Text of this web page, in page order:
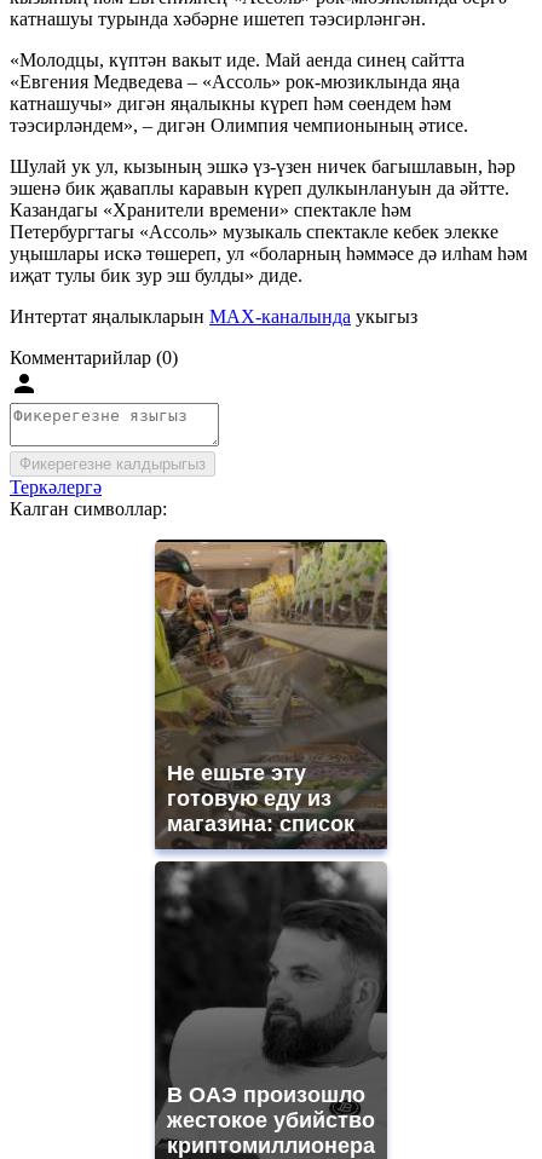
катнашуы турында хәбәрне ишетеп тәэсирләнгән.
«Молодцы, күптән вакыт иде. Май аенда синең сайтта
«Евгения Медведева – «Ассоль» рок-мюзиклында яңа
катнашучы» дигән яңалыкны күреп һәм сөендем һәм
тәэсирләндем», – дигән Олимпия чемпионының әтисе.
Шулай ук ул, кызының эшкә үз-үзен ничек багышлавын, һәр
эшенә бик җаваплы каравын күреп дулкынлануын да әйтте.
Казандагы «Хранители времени» спектакле һәм
Петербургтагы «Ассоль» музыкаль спектакле кебек элекке
уңышлары искә төшереп, ул «боларның һәммәсе дә илһам һәм
иҗат тулы бик зур эш булды» диде.
Интертат яңалыкларын MAX-каналында укыгыз
Комментарийлар (0)
Фикерегезне калдырыгыз
Теркәлергә
Калган символлар:
Не ешьте эту
готовую еду из
магазина: список
В ОАЭ произошло
жестокое убийство
криптомиллионера